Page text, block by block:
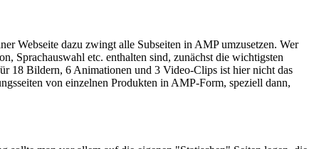
Webseite dazu zwingt alle Subseiten in AMP umzusetzen. Wer
Sprachauswahl etc. enthalten sind, zunächst die wichtigsten
18 Bildern, 6 Animationen und 3 Video-Clips ist hier nicht das
von einzelnen Produkten in AMP-Form, speziell dann,